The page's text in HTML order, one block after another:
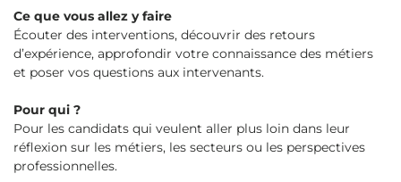
Ce que vous allez y faire
Écouter des interventions, découvrir des retours
d’expérience, approfondir votre connaissance des métiers
et poser vos questions aux intervenants.
Pour qui ?
Pour les candidats qui veulent aller plus loin dans leur
réflexion sur les métiers, les secteurs ou les perspectives
professionnelles.